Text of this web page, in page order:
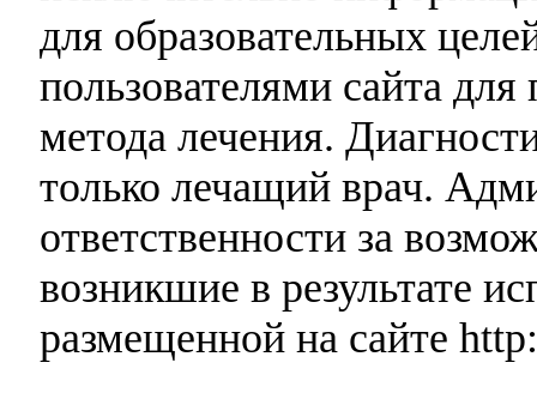
для образовательных
пользователями сайта
метода лечения.
только лечащий врач.
ответственности за
возникшие в результате
размещенной на сайте